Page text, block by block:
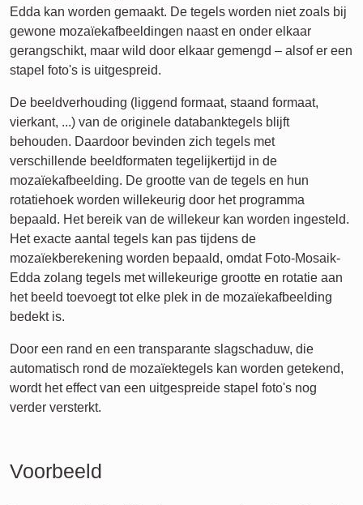
Edda kan worden gemaakt. De tegels worden niet zoals bij
gewone mozaïekafbeeldingen naast en onder elkaar
gerangschikt, maar wild door elkaar gemengd – alsof er een
stapel foto's is uitgespreid.
De beeldverhouding (liggend formaat, staand formaat,
vierkant, ...) van de originele databanktegels blijft
behouden. Daardoor bevinden zich tegels met
verschillende beeldformaten tegelijkertijd in de
mozaïekafbeelding. De grootte van de tegels en hun
rotatiehoek worden willekeurig door het programma
bepaald. Het bereik van de willekeur kan worden ingesteld.
Het exacte aantal tegels kan pas tijdens de
mozaïekberekening worden bepaald, omdat Foto-Mosaik-
Edda zolang tegels met willekeurige grootte en rotatie aan
het beeld toevoegt tot elke plek in de mozaïekafbeelding
bedekt is.
Door een rand en een transparante slagschaduw, die
automatisch rond de mozaïektegels kan worden getekend,
wordt het effect van een uitgespreide stapel foto's nog
verder versterkt.
Voorbeeld